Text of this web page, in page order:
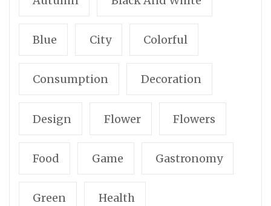
Blue City Colorful
Consumption Decoration
Design Flower Flowers
Food Game Gastronomy
Green Health